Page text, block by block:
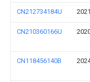
CN212734184U
CN210360166U
CN118456140B